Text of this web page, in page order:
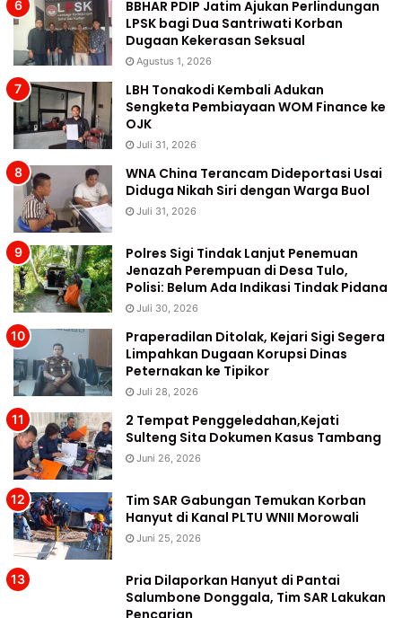
BBHAR PDIP Jatim Ajukan Perlindungan
LPSK bagi Dua Santriwati Korban
Dugaan Kekerasan Seksual
Agustus 1, 2026
LBH Tonakodi Kembali Adukan
Sengketa Pembiayaan WOM Finance ke
OJK
Juli 31, 2026
WNA China Terancam Dideportasi Usai
Diduga Nikah Siri dengan Warga Buol
Juli 31, 2026
Polres Sigi Tindak Lanjut Penemuan
Jenazah Perempuan di Desa Tulo,
Polisi: Belum Ada Indikasi Tindak Pidana
Juli 30, 2026
Praperadilan Ditolak, Kejari Sigi Segera
Limpahkan Dugaan Korupsi Dinas
Peternakan ke Tipikor
Juli 28, 2026
2 Tempat Penggeledahan,Kejati
Sulteng Sita Dokumen Kasus Tambang
Juni 26, 2026
Tim SAR Gabungan Temukan Korban
Hanyut di Kanal PLTU WNII Morowali
Juni 25, 2026
Pria Dilaporkan Hanyut di Pantai
Salumbone Donggala, Tim SAR Lakukan
Pencarian